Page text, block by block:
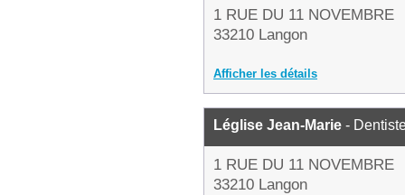
1 RUE DU 11 NOVEMBRE
33210 Langon
Afficher les détails
Léglise Jean-Marie -
1 RUE DU 11 NOVEMBRE
33210 Langon